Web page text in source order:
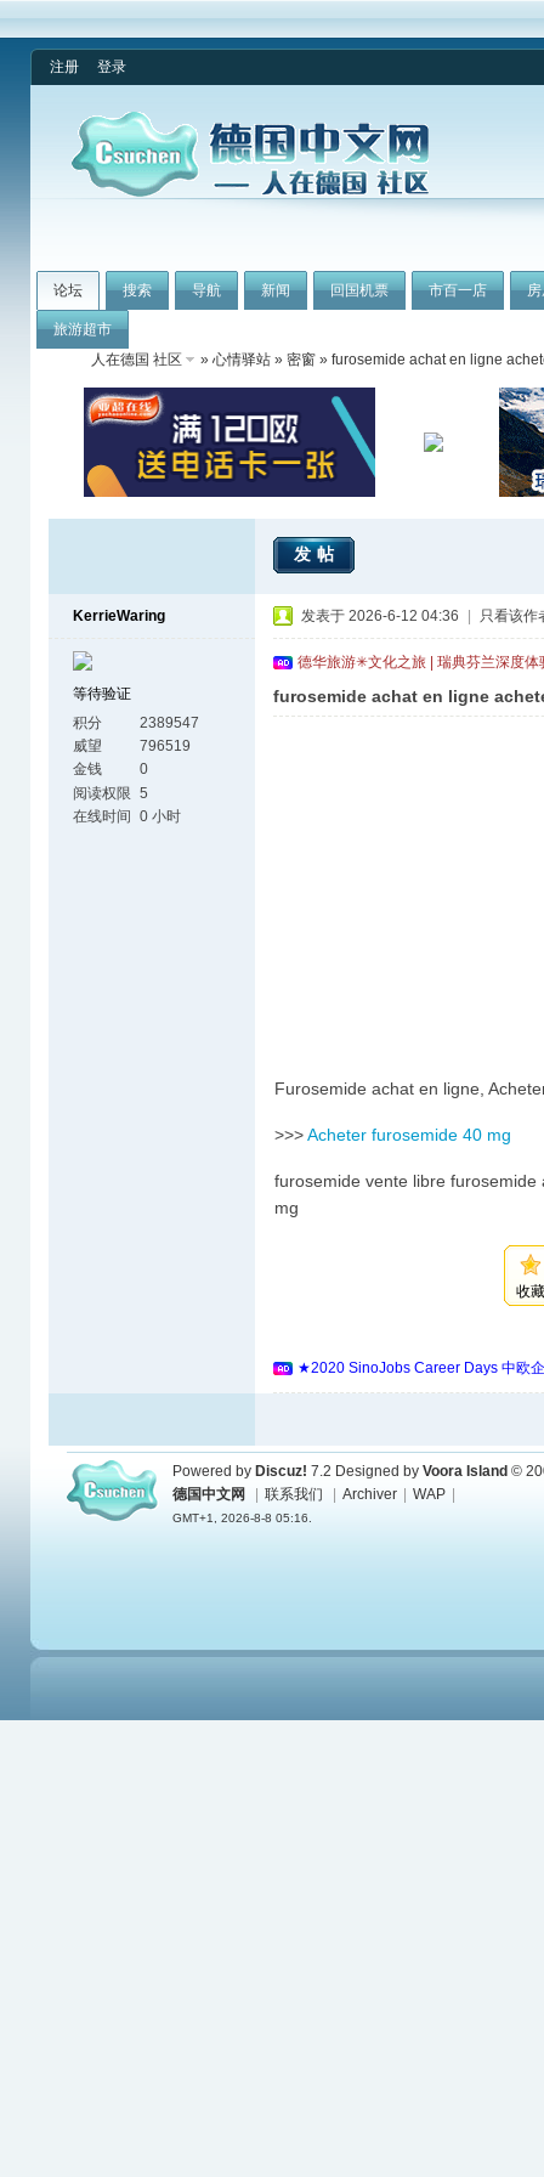
注册 登录
论坛 搜索 导航 新闻 回国机票 市百一店
旅游超市
人在德国 社区
» 心情驿站 » 密窗 » furosemide achat en ligne
发帖
KerrieWaring
等待验证
积分
2389547
威望
796519
金钱
0
阅读权限 5
在线时间 0 小时
发表于 2026-6-12 04:36 只看该作
德华旅游✳文化之旅 | 瑞典芬兰深度
furosemide achat en ligne
Furosemide achat en ligne,
>>>Acheter furosemide 40 mg
furosemide vente libre
mg
收
★2020 SinoJobs Career Days 中欧
Powered by Discuz! 7.2 Designed by Voora Island ©
德国中文网
联系我们 Archiver WAP
GMT+1, 2026-8-8 05:16.